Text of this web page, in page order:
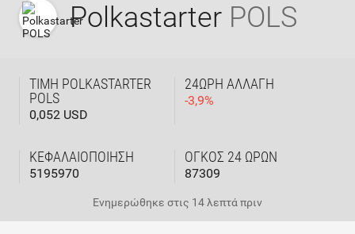
Polkastarter POLS
ΤΙΜΉ POLKASTARTER
POLS
0,052 USD
24ΩΡΗ ΑΛΛΑΓΉ
-3,9%
ΚΕΦΑΛΑΙΟΠΟΊΗΣΗ
5195970
ΌΓΚΟΣ 24 ΩΡΏΝ
87309
Ενημερώθηκε στις 14 λεπτά πριν